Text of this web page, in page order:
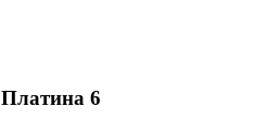
Платина 6